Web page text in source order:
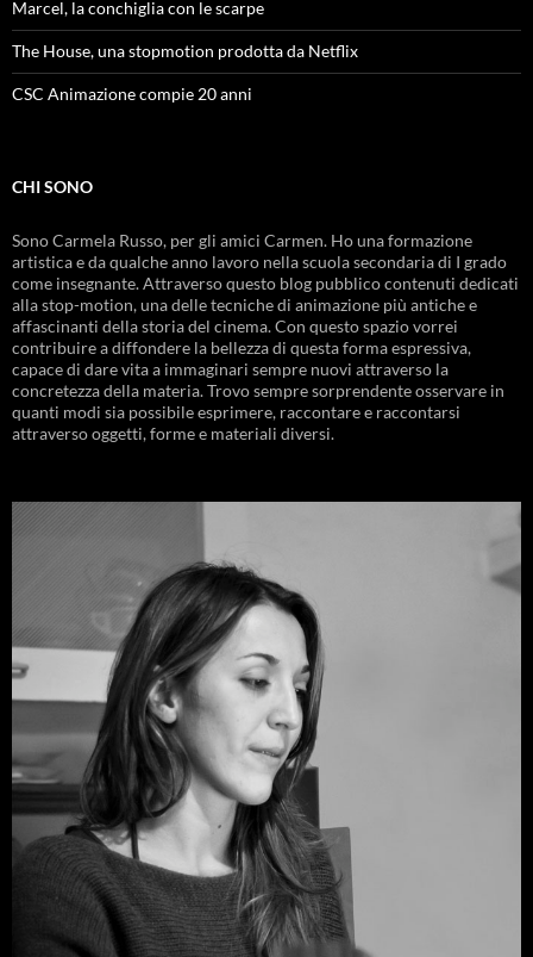
Marcel, la conchiglia con le scarpe
The House, una stopmotion prodotta da Netflix
CSC Animazione compie 20 anni
CHI SONO
Sono Carmela Russo, per gli amici Carmen. Ho una formazione
artistica e da qualche anno lavoro nella scuola secondaria di I grado
come insegnante. Attraverso questo blog pubblico contenuti dedicati
alla stop-motion, una delle tecniche di animazione più antiche e
affascinanti della storia del cinema. Con questo spazio vorrei
contribuire a diffondere la bellezza di questa forma espressiva,
capace di dare vita a immaginari sempre nuovi attraverso la
concretezza della materia. Trovo sempre sorprendente osservare in
quanti modi sia possibile esprimere, raccontare e raccontarsi
attraverso oggetti, forme e materiali diversi.